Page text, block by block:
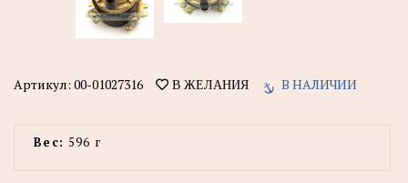
Артикул: 00-01027316 В ЖЕЛАНИЯ В НАЛИЧИИ
Вес: 596 г